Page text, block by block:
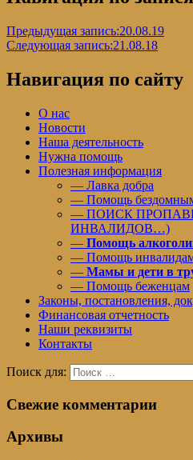
Предыдущая запись:20.08.19
Следующая запись:21.08.18
Навигация по сайту
О нас
Новости
Наша деятельность
Нужна помощь
Полезная информация
— Лавка добра
— Помощь
— ПОИСК
ИНВАЛИДОВ…)
— Помощь
— Помощь
— Мамы и дети в
— Помощь беженцам
Законы, постановления,
Финансовая отчетность
Наши реквизиты
Контакты
Поиск для:
Свежие комментарии
Архивы